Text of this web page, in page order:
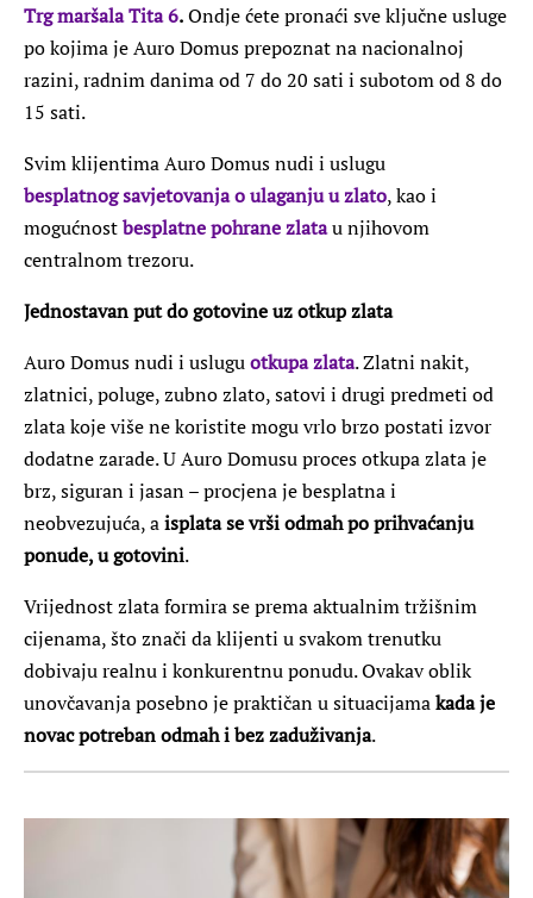
Trg maršala Tita 6.Ondje ćete pronaći sve ključne usluge
po kojima je Auro Domus prepoznat na nacionalnoj
razini, radnim danima od 7 do 20 sati i subotom od 8 do
15 sati.
Svim klijentima Auro Domus nudi i uslugu
besplatnog savjetovanja o ulaganju u zlato, kao i
mogućnostbesplatne pohrane zlatau njihovom
centralnom trezoru.
Jednostavan put do gotovine uz otkup zlata
Auro Domus nudi i usluguotkupa zlata. Zlatni nakit,
zlatnici, poluge, zubno zlato, satovi i drugi predmeti od
zlata koje više ne koristite mogu vrlo brzo postati izvor
dodatne zarade. U Auro Domusu proces otkupa zlata je
brz, siguran i jasan – procjena je besplatna i
neobvezujuća, aisplata se vrši odmah po prihvaćanju
ponude, u gotovini.
Vrijednost zlata formira se prema aktualnim tržišnim
cijenama, što znači da klijenti u svakom trenutku
dobivaju realnu i konkurentnu ponudu. Ovakav oblik
unovčavanja posebno je praktičan u situacijamakada je
novac potreban odmah i bez zaduživanja.